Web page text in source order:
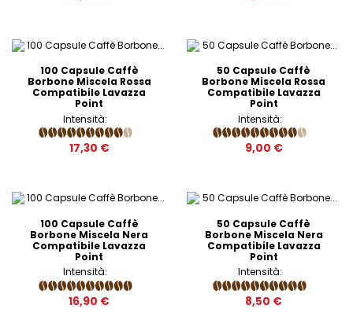
100 Capsule Caffè
Borbone Miscela Rossa
Compatibile Lavazza
Point
Intensità:
17,30 €
50 Capsule Caffè
Borbone Miscela Rossa
Compatibile Lavazza
Point
Intensità:
9,00 €
100 Capsule Caffè
Borbone Miscela Nera
Compatibile Lavazza
Point
Intensità:
16,90 €
50 Capsule Caffè
Borbone Miscela Nera
Compatibile Lavazza
Point
Intensità:
8,50 €